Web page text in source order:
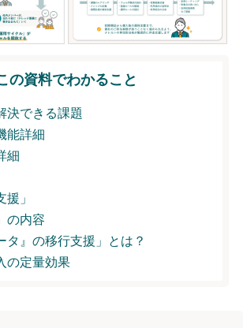
の資料でわかること
決できる課題
能詳細
細
援」
の内容
タ』の移行支援」とは？
の定量効果